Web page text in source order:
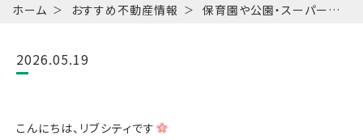
ホーム おすすめ不動産情報 保育園や公園・スーパーがある生活環境が整ったエリア♪ファミリーにおすすめの2LDK！【ハートフィールド・H 201号室】
2026.05.19
こんにちは、リブシティです